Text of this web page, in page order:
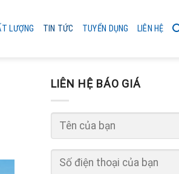
LƯỢNG TIN TỨC TUYỂN DỤNG LIÊN HỆ
LIÊN HỆ BÁO GIÁ